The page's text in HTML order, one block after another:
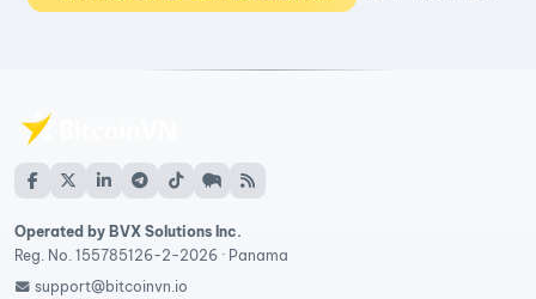
Operated by BVX Solutions Inc.
Reg. No. 155785126-2-2026 · Panama
support@bitcoinvn.io